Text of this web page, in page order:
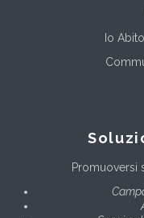
Io
Promuoversi